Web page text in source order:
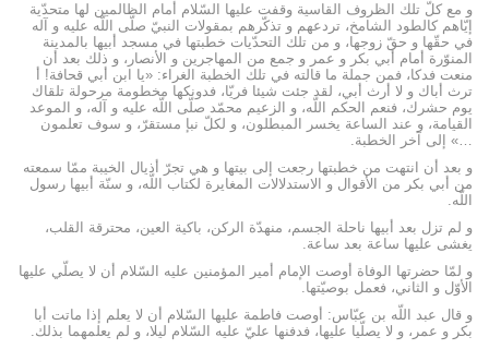
و مع كلّ تلك الظروف القاسية وقفت عليها السّلام أمام الظالمين لها متحدّية
إيّاهم كالطود الشامخ، تردعهم و تذكّرهم بمقولات النبيّ صلّى اللّه عليه و آله
في حقّها و حقّ زوجها، و من تلك التحدّيات خطبتها في مسجد أبيها بالمدينة
المنوّرة أمام أبي بكر و عمر و جمع من المهاجرين و الأنصار، و ذلك بعد أن
منعت فدكا، فمن جملة ما قالته في تلك الخطبة الغراء: «يا ابن أبي قحافة! أ
ترث أباك و لا أرث أبي، لقد جئت شيئا فريّا، فدونكها مخطومة مرحولة تلقاك
يوم حشرك، فنعم الحكم اللّه، و الزعيم محمّد صلّى اللّه عليه و آله، و الموعد
القيامة، و عند الساعة يخسر المبطلون، و لكلّ نبإ مستقرّ، و سوف تعلمون
…» إلى آخر الخطبة.
و بعد أن انتهت من خطبتها رجعت إلى بيتها و هي تجرّ أذيال الخيبة ممّا سمعته
من أبي بكر من الأقوال و الاستدلالات المغايرة لكتاب اللّه، و سنّة أبيها رسول
اللّه.
و لم تزل بعد أبيها ناحلة الجسم، منهدّة الركن، باكية العين، محترقة القلب،
يغشى عليها ساعة بعد ساعة.
و لمّا حضرتها الوفاة أوصت الإمام أمير المؤمنين عليه السّلام أن لا يصلّي عليها
الأوّل و الثاني، فعمل بوصيّتها.
و قال عبد اللّه بن عبّاس: أوصت فاطمة عليها السّلام أن لا يعلم إذا ماتت أبا
بكر و عمر، و لا يصلّيا عليها، فدفنها عليّ عليه السّلام ليلا، و لم يعلمهما بذلك.